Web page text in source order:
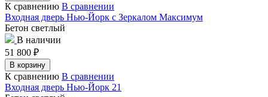
К сравнению В сравнении
Входная дверь Нью-Йорк с Зеркалом Максимум
Бетон светлый
В наличии
51 800 ₽
В корзину
К сравнению В сравнении
Входная дверь Нью-Йорк 21